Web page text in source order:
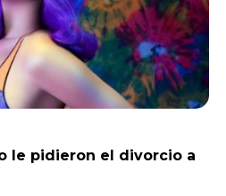
le pidieron el divorcio a